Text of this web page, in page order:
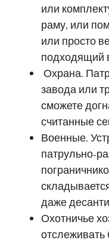
или
раму, или
или просто
подходящий
Охрана.
завода или
сможете
считанные
Военные.
патрульно-
даже
Охотничье
отслеживать